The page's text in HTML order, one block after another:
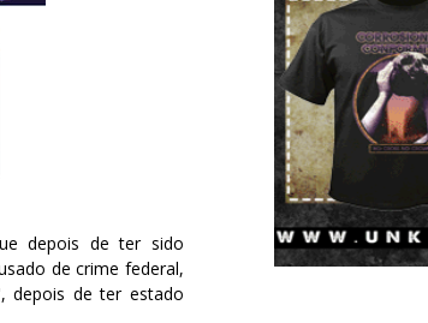
depois de ter sido
de crime federal,
depois de ter estado